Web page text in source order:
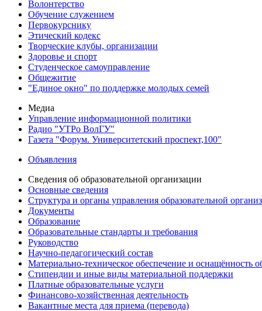
Волонтерство
Обучение служением
Первокурснику
Этический кодекс
Творческие клубы, организации
Здоровье и спорт
Студенческое самоуправление
Общежитие
"Единое окно" по поддержке молодых семей
Медиа
Управление информационной политики
Радио "УТРо ВолГУ"
Газета "Форум. Университетский проспект,100"
Объявления
Сведения об образовательной организации
Основные сведения
Структура и органы управления образовательной
Документы
Образование
Образовательные стандарты и требования
Руководство
Научно-педагогический состав
Материально-техническое обеспечение и оснащённость
Стипендии и иные виды материальной поддержки
Платные образовательные услуги
Финансово-хозяйственная деятельность
Вакантные места для приема (перевода)